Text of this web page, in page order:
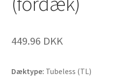
449.96 DKK
Dæktype: Tubeless (TL)